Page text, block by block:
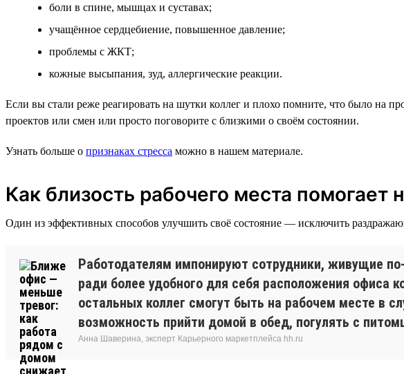
боли в спине, мышцах и суставах;
учащённое сердцебиение, повышенное давление;
проблемы с ЖКТ;
кожные высыпания, зуд, аллергические реакции.
Если вы стали реже реагировать на шутки коллег и плохо помните, что было на
проектов или смен или просто поговорите с близкими о своём состоянии.
Узнать больше о признаках стресса можно в нашем материале.
Как близость рабочего места помогает
Один из эффективных способов улучшить своё состояние — исключить
Работодателям импонируют сотрудники, живущие
ради более удобного для себя расположения офиса
остальных коллег смогут быть на рабочем месте в
возможность прийти домой в обед, погулять с
Анна Шаверина, эксперт Карьерного маркетплейса hh.ru